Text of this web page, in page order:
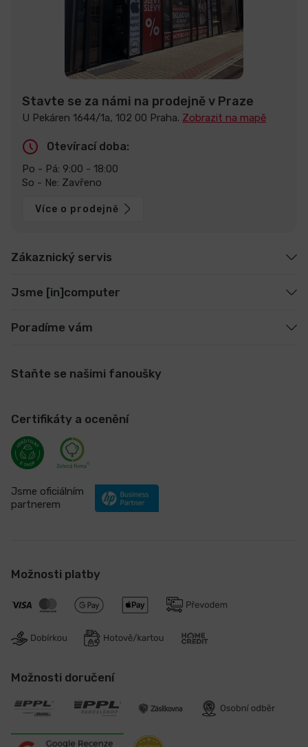
Stavte se za námi na prodejně v Praze
U Pekáren 1644/1a, 102 00 Praha. Zobrazit na mapě
Otevírací doba:
Po - Pá: 9:00 - 18:00
So - Ne: Zavřeno
Více o prodejně
Zákaznický servis
Jsme [in]computer
Poradíme vám
Staňte se našimi fanoušky
Certifikáty a ocenění
Jsme oficiálním
partnerem
Možnosti platby
Možnosti doručení